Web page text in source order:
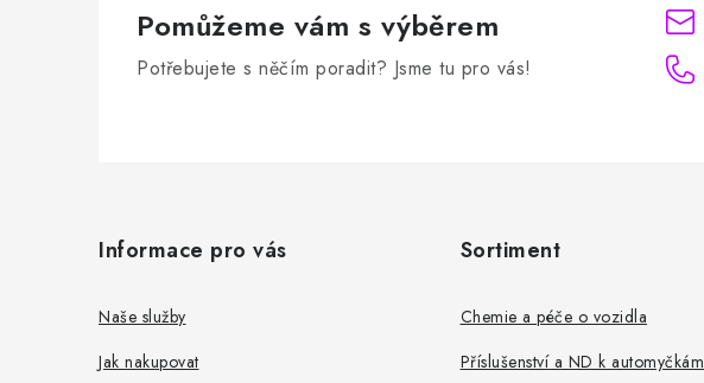
Pomůžeme vám s výběrem
Potřebujete s něčím poradit? Jsme tu pro vás!
Informace pro vás
Naše služby
Jak nakupovat
Sortiment
Chemie a péče o vozidla
Příslušenství a ND k automyčkám